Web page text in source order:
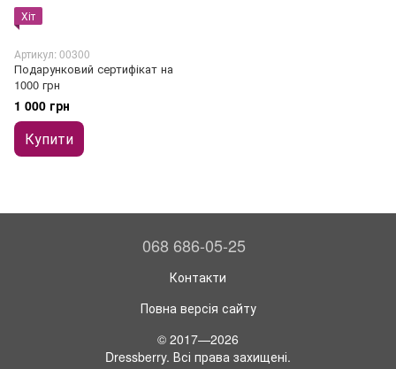
Хіт
Артикул: 00300
Подарунковий сертифікат на
1000 грн
1 000 грн
Купити
068 686-05-25
Контакти
Повна версія сайту
© 2017—2026
Dressberry. Всі права захищені.